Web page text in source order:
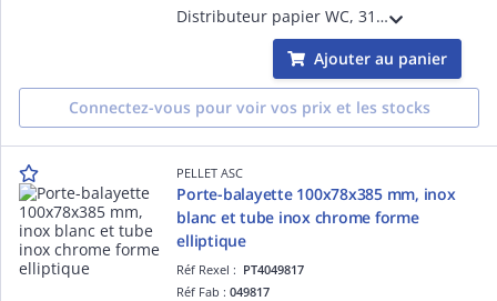
Distributeur papier WC, 311x115 mm, D= 311 mm, inox 304 satiné, visualisation du niveau de papier, fermeture à clé, livré avec 2 clés, capacité 1 rouleau D= 240 mm.
Ajouter au panier
Connectez-vous pour voir vos prix et les stocks
PELLET ASC
Porte-balayette 100x78x385 mm, inox
blanc et tube inox chrome forme
elliptique
Réf Rexel : PT4049817
Réf Fab :049817